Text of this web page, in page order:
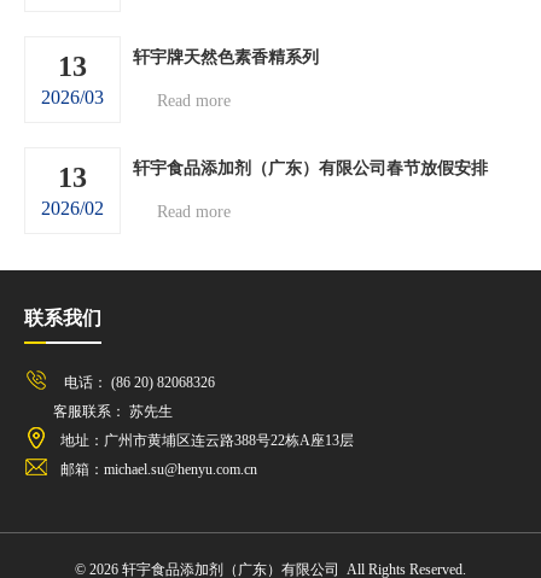
13
2026/03
轩宇牌天然色素香精系列
Read more
13
2026/02
轩宇食品添加剂（广东）有限公司春节放假安排
Read more
联系我们
电话： (86 20) 82068326
客服联系： 苏先生
地址：广州市黄埔区连云路388号22栋A座13层
邮箱：michael.su@henyu.com.cn
© 2026 轩宇食品添加剂（广东）有限公司 All Rights Reserved.